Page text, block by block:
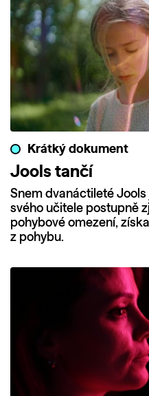
Krátký dokument
Jools tančí
Snem dvanáctileté
svého učitele postupně
pohybové omezení,
z pohybu.